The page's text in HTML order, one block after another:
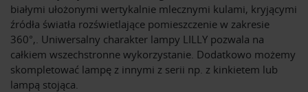
białymi ułożonymi wertykalnie mlecznymi kulami, kryjącymi
źródła światła rozświetlające pomieszczenie w zakresie
360°,. Uniwersalny charakter lampy LILLY pozwala na
całkiem wszechstronne wykorzystanie. Dodatkowo możemy
skompletować lampę z innymi z serii np. z kinkietem lub
lampą stojąca.